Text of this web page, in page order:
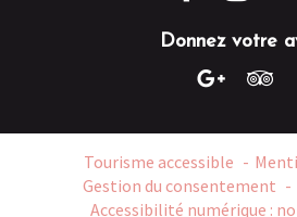
Donnez votre
Tourisme accessible
Gestion du consentement
Accessibilité numérique :